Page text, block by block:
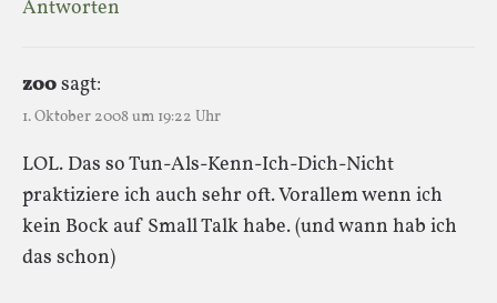
Antworten
z00sagt:
1. Oktober 2008 um 19:22 Uhr
LOL. Das so Tun-Als-Kenn-Ich-Dich-Nicht
praktiziere ich auch sehr oft. Vorallem wenn ich
kein Bock auf Small Talk habe. (und wann hab ich
das schon)